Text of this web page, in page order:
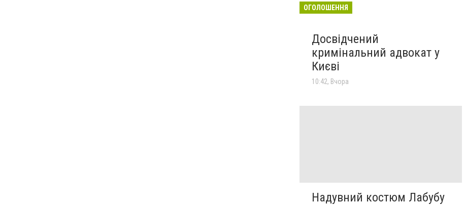
ОГОЛОШЕННЯ
Досвідчений
кримінальний адвокат у
Києві
10:42, Вчора
Надувний костюм Лабубу